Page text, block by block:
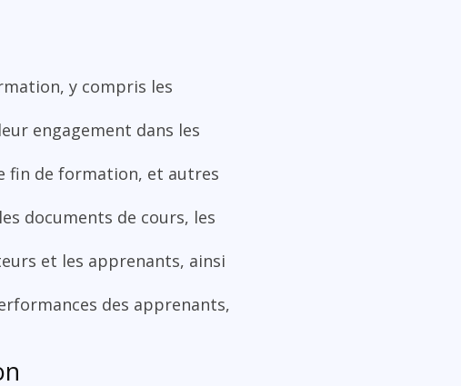
y compris les
engagement dans les
fin de formation, et autres
documents de cours, les
et les apprenants, ainsi
des apprenants,